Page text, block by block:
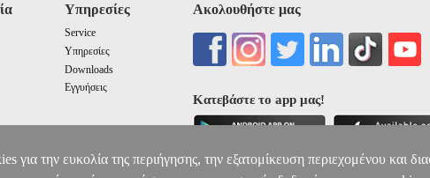
Υπηρεσίες
Service
Υπηρεσίες
Downloads
Εγγυήσεις
Ακολουθήστε μας
Κατεβάστε το app μας!
για την ευκολία της περιήγησης, την εξατομίκευση περιεχομένου και